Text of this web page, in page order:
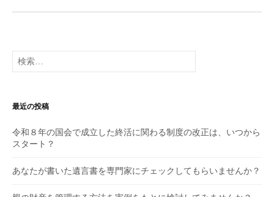
検
索:
最近の投稿
令和８年の国会で成立した終活に関わる制度の改正は、いつから
スタート？
あなたが書いた遺言書を専門家にチェックしてもらいませんか？